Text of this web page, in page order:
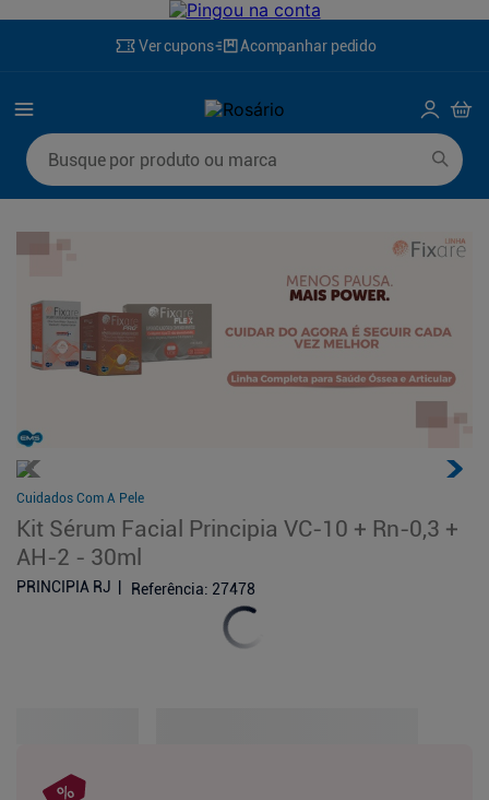
Ver cupons Acompanhar pedido
Busque por produto ou marca
Cuidados Com A Pele
Kit Sérum Facial Principia VC-10 + Rn-0,3 +
AH-2 - 30ml
PRINCIPIA RJ Referência: 27478
Termos mais buscados
º
4º
fralda
5º lenço umedecido
rosuvastatina 20mg